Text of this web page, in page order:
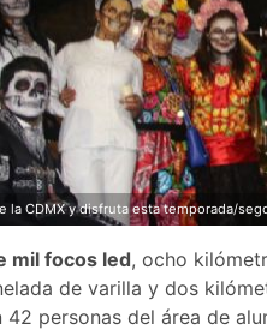
la CDMX y disfruta esta temporada/
mil focos led, ocho
de varilla y dos
personas del área de